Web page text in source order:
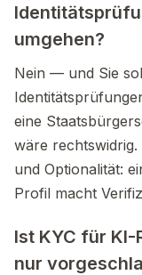
umgehen?
Nein — und Sie
eine
wäre rechtswidrig.
und Optionalität:
Profil macht
Ist KYC für
nur